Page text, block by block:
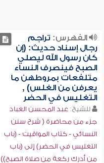
الفهرس: تراجم
رجال إسناد حديث: (إن
كان رسول الله ليصلي
الصبح فينصرف النساء
متلفعات بمروطهن ما
يعرفن من الغلس) ,
التغليس في الحضر
للشيخ: عبد المحسن العباد
جزء من محاضرة ( شرح سنن
النسائي - كتاب المواقيت - (باب
التغليس في الحضر) إلى (باب
من أدرك ركعة من صلاة الصبح))